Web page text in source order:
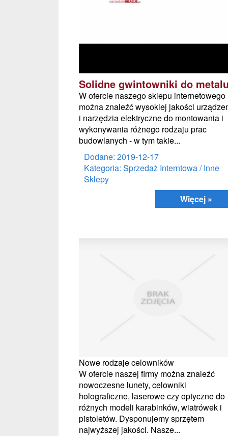
Solidne gwintowniki do
W ofercie naszego sklepu internetowego
można znaleźć wysokiej jakości
i narzędzia elektryczne do montowania i
wykonywania różnego rodzaju prac
budowlanych - w tym takie...
Dodane: 2019-12-17
Kategoria: Sprzedaż Interntowa / Inne
Sklepy
Więcej »
Nowe rodzaje celowników
W ofercie naszej firmy można znaleźć
nowoczesne lunety, celowniki
holograficzne, laserowe czy optyczne do
różnych modeli karabinków, wiatrówek i
pistoletów. Dysponujemy sprzętem
najwyższej jakości. Nasze...